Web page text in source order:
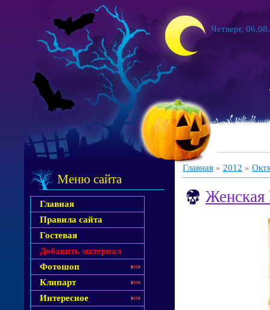
Четверг,
Меню сайта
Главная
Правила сайта
Гостевая
Добавить материал
Фотошоп
Клипарт
Интересное
Главная » 2012 »
Женская